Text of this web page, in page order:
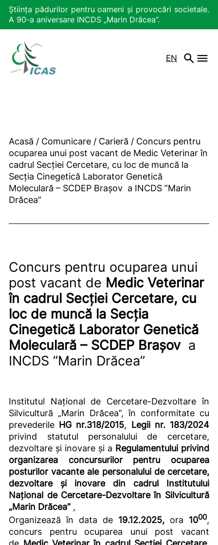
Știința pădurilor pentru oameni și provocări societale.
A 90-a aniversare INCDS „Marin Drăcea”.
EN
Acasă / Comunicare / Carieră / Concurs pentru
ocuparea unui post vacant de Medic Veterinar în
cadrul Secției Cercetare, cu loc de muncă la
Secția Cinegetică Laborator Genetică
Moleculară – SCDEP Brașov a INCDS ”Marin
Drăcea”
Concurs pentru ocuparea unui
post vacant de Medic Veterinar
în cadrul Secției Cercetare, cu
loc de muncă la Secția
Cinegetică Laborator Genetică
Moleculară – SCDEP Brașova
INCDS ”Marin Drăcea”
Institutul Național de Cercetare-Dezvoltare în
Silvicultură „Marin Drăcea”, în conformitate cu
prevederile HG nr.318/2015, Legii nr. 183/2024
privind statutul personalului de cercetare,
dezvoltare și inovare și a Regulamentului privind
organizarea concursurilor pentru ocuparea
posturilor vacante ale personalului de cercetare,
dezvoltare și inovare din cadrul Institutului
Național de Cercetare-Dezvoltare în Silvicultură
„Marin Drăcea” ,
Organizează în data de 19.12.2025,ora 1000,
concurs pentru ocuparea unui post vacant